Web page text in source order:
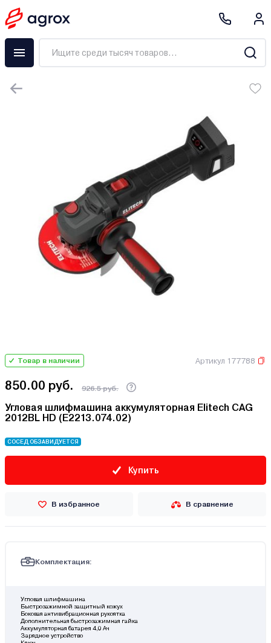
Товар в наличии Артикул 177788
850.00 руб. 926.5 руб.
Угловая шлифмашина аккумуляторная Elitech CAG
2012BL HD (E2213.074.02)
СОСЕД ОБЗАВИДУЕТСЯ
Купить
В избранное В сравнение
Комплектация:
Угловая шлифмашина
Быстрозажимной защитный кожух
Боковая антивибрационная рукоятка
Дополнительная быстрозажимная гайка
Аккумуляторная батарея 4,0 Ач
Зарядное устройство